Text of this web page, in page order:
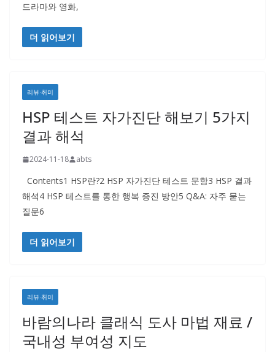
드라마와 영화,
더 읽어보기
리뷰·취미
HSP 테스트 자가진단 해보기 5가지
결과 해석
2024-11-18 abts
Contents1 HSP란?2 HSP 자가진단 테스트 문항3 HSP 결과
해석4 HSP 테스트를 통한 행복 증진 방안5 Q&A: 자주 묻는
질문6
더 읽어보기
리뷰·취미
바람의나라 클래식 도사 마법 재료 /
국내성 부여성 지도